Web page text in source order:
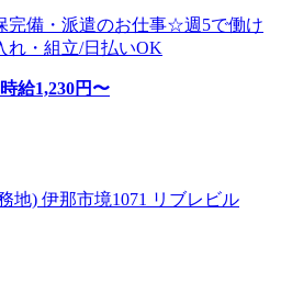
完備・派遣のお仕事☆週5で働け
・組立/日払いOK
時給1,230円〜
地) 伊那市境1071 リブレビル